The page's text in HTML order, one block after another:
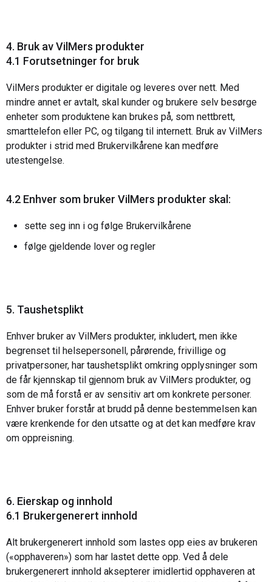
4. Bruk av VilMers produkter
4.1 Forutsetninger for bruk
VilMers produkter er digitale og leveres over nett. Med
mindre annet er avtalt, skal kunder og brukere selv besørge
enheter som produktene kan brukes på, som nettbrett,
smarttelefon eller PC, og tilgang til internett. Bruk av VilMers
produkter i strid med Brukervilkårene kan medføre
utestengelse.
4.2 Enhver som bruker VilMers produkter skal:
sette seg inn i og følge Brukervilkårene
følge gjeldende lover og regler
5. Taushetsplikt
Enhver bruker av VilMers produkter, inkludert, men ikke
begrenset til helsepersonell, pårørende, frivillige og
privatpersoner, har taushetsplikt omkring opplysninger som
de får kjennskap til gjennom bruk av VilMers produkter, og
som de må forstå er av sensitiv art om konkrete personer.
Enhver bruker forstår at brudd på denne bestemmelsen kan
være krenkende for den utsatte og at det kan medføre krav
om oppreisning.
6. Eierskap og innhold
6.1 Brukergenerert innhold
Alt brukergenerert innhold som lastes opp eies av brukeren
(«opphaveren») som har lastet dette opp. Ved å dele
brukergenerert innhold aksepterer imidlertid opphaveren at